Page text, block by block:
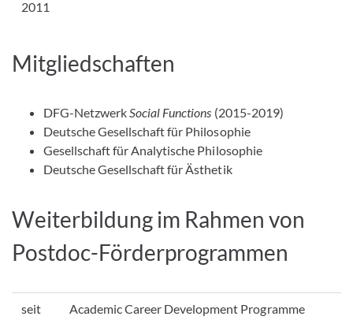
2011
Mitgliedschaften
DFG-NetzwerkSocial Functions (2015-2019)
Deutsche Gesellschaft für Philosophie
Gesellschaft für Analytische Philosophie
Deutsche Gesellschaft für Ästhetik
Weiterbildung im Rahmen von
Postdoc-Förderprogrammen
seit
Academic Career Development Programme